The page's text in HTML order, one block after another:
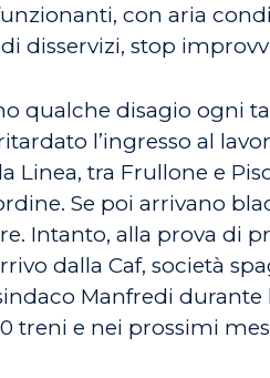
con aria
disservizi, stop
qualche disagio ogni
l’ingresso al
tra Frullone e
Se poi arrivano
Intanto, alla prova di
dalla Caf, società
Manfredi durante
treni e nei prossimi